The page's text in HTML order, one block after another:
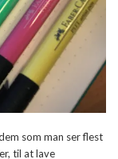
som man ser flest
til at lave